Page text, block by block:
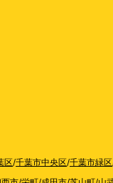
区/千葉市中央区/千葉市緑区